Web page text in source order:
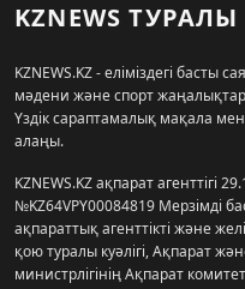
KZNEWS ТУРАЛЫ
KZNEWS.KZ - еліміздегі басты
мәдени және спорт
Үздік сараптамалық мақала
алаңы.
KZNEWS.KZ ақпарат агенттігі
№KZ64VPY00084819 Мерзімді
ақпараттық агенттікті және
қою туралы куәлігі, Ақпарат
министрлігінің Ақпарат